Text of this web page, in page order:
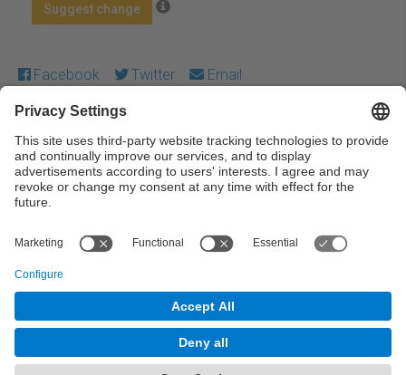
Suggest change
Facebook Twitter Email
Except where otherwise noted, content on this work is
licensed under a Creative Commons license:Attribution-
NonCommercial-NoDerivs 4.0 Generic
© UPC Universitat Politècnica de Catalunya ·
BarcelonaTech